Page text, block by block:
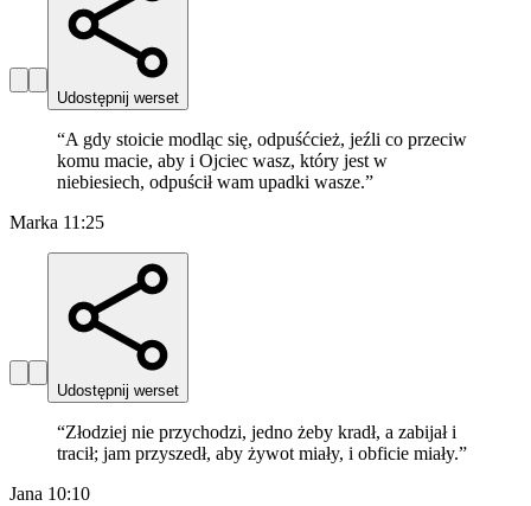
Udostępnij werset
“A gdy stoicie modląc się, odpuśćcież, jeźli co przeciw
komu macie, aby i Ojciec wasz, który jest w
niebiesiech, odpuścił wam upadki wasze.”
Marka 11:25
Udostępnij werset
“Złodziej nie przychodzi, jedno żeby kradł, a zabijał i
tracił; jam przyszedł, aby żywot miały, i obficie miały.”
Jana 10:10